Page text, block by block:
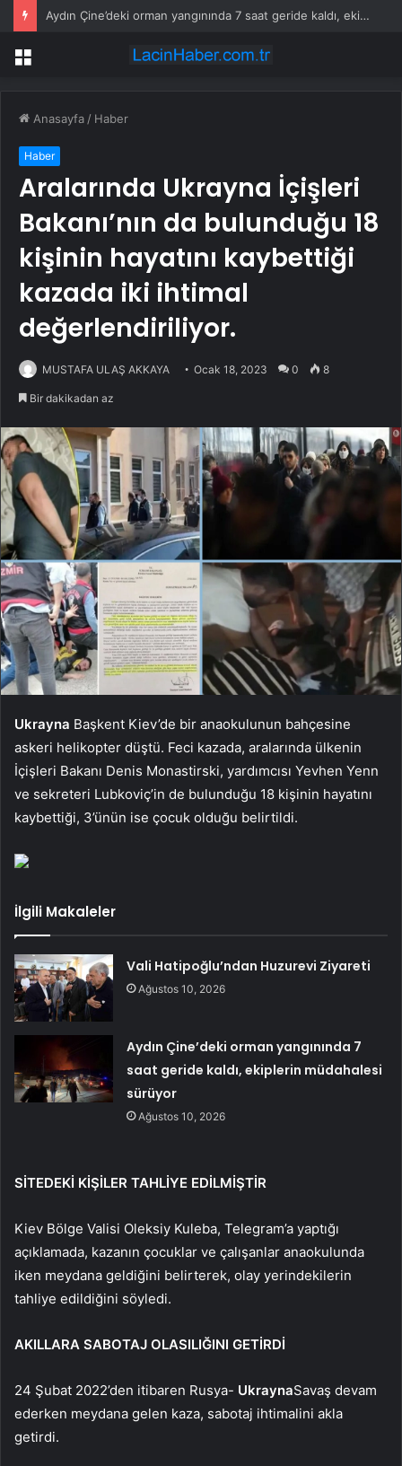
Aydın Çine’deki orman yangınında 7 saat geride kaldı, ekiplerin müdahalesi sürüyor
Menü
Anasayfa / Haber
Haber
Aralarında Ukrayna İçişleri
Bakanı’nın da bulunduğu 18
kişinin hayatını kaybettiği
kazada iki ihtimal
değerlendiriliyor.
MUSTAFA ULAŞ AKKAYA Ocak 18, 2023 0 8
Bir dakikadan az
Ukrayna Başkent Kiev’de bir anaokulunun bahçesine
askeri helikopter düştü. Feci kazada, aralarında ülkenin
İçişleri Bakanı Denis Monastirski, yardımcısı Yevhen Yenn
ve sekreteri Lubkoviç’in de bulunduğu 18 kişinin hayatını
kaybettiği, 3’ünün ise çocuk olduğu belirtildi.
İlgili Makaleler
Vali Hatipoğlu’ndan Huzurevi Ziyareti
Ağustos 10, 2026
Aydın Çine’deki orman yangınında 7
saat geride kaldı, ekiplerin müdahalesi
sürüyor
Ağustos 10, 2026
SİTEDEKİ KİŞİLER TAHLİYE EDİLMİŞTİR
Kiev Bölge Valisi Oleksiy Kuleba, Telegram’a yaptığı
açıklamada, kazanın çocuklar ve çalışanlar anaokulunda
iken meydana geldiğini belirterek, olay yerindekilerin
tahliye edildiğini söyledi.
AKILLARA SABOTAJ OLASILIĞINI GETİRDİ
24 Şubat 2022’den itibaren Rusya- UkraynaSavaş devam
ederken meydana gelen kaza, sabotaj ihtimalini akla
getirdi.